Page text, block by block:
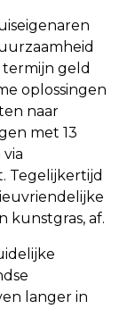
geld
oplossingen
naar
met 13
Tegelijkertijd
kunstgras, af.
langer in